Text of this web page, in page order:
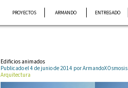
PROYECTOS ARMANDO ENTREGADO
Edificios animados
Publicado el 4 de junio de 2014 por ArmandoXOsmosis
Arquitectura